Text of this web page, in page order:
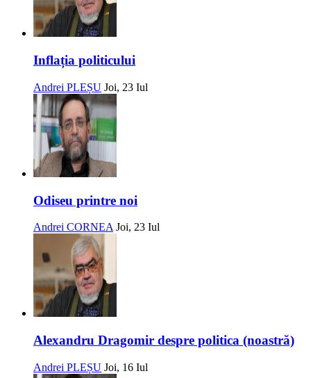
Inflația politicului
Andrei PLEȘU Joi, 23 Iul
Odiseu printre noi
Andrei CORNEA Joi, 23 Iul
Alexandru Dragomir despre politica (noastră)
Andrei PLEȘU Joi, 16 Iul